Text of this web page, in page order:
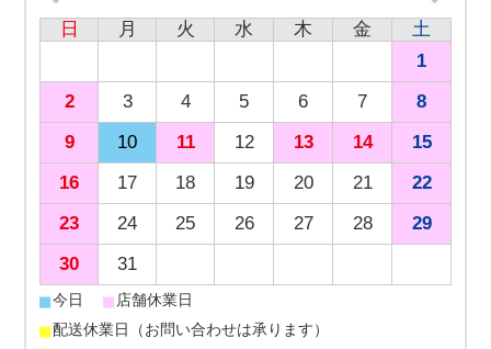
日 月 火 水 木 金
土
1
2
3 4 5 6 7
8
9
10 11 12 13 14
15
16
17 18 19 20 21
22
23
24 25 26 27 28
29
30
31
■今日 ■ 店舗休業日
■配送休業日（お問い合わせは承ります）